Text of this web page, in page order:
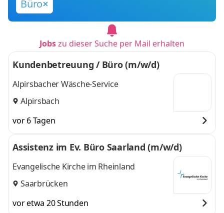
Büro
Jobszu dieser Suche per Mail erhalten
Kundenbetreuung / Büro (m/w/d)
Alpirsbacher Wäsche-Service
Alpirsbach
vor 6 Tagen
Assistenz im Ev. Büro Saarland (m/w/d)
Evangelische Kirche im Rheinland
Saarbrücken
vor etwa 20 Stunden